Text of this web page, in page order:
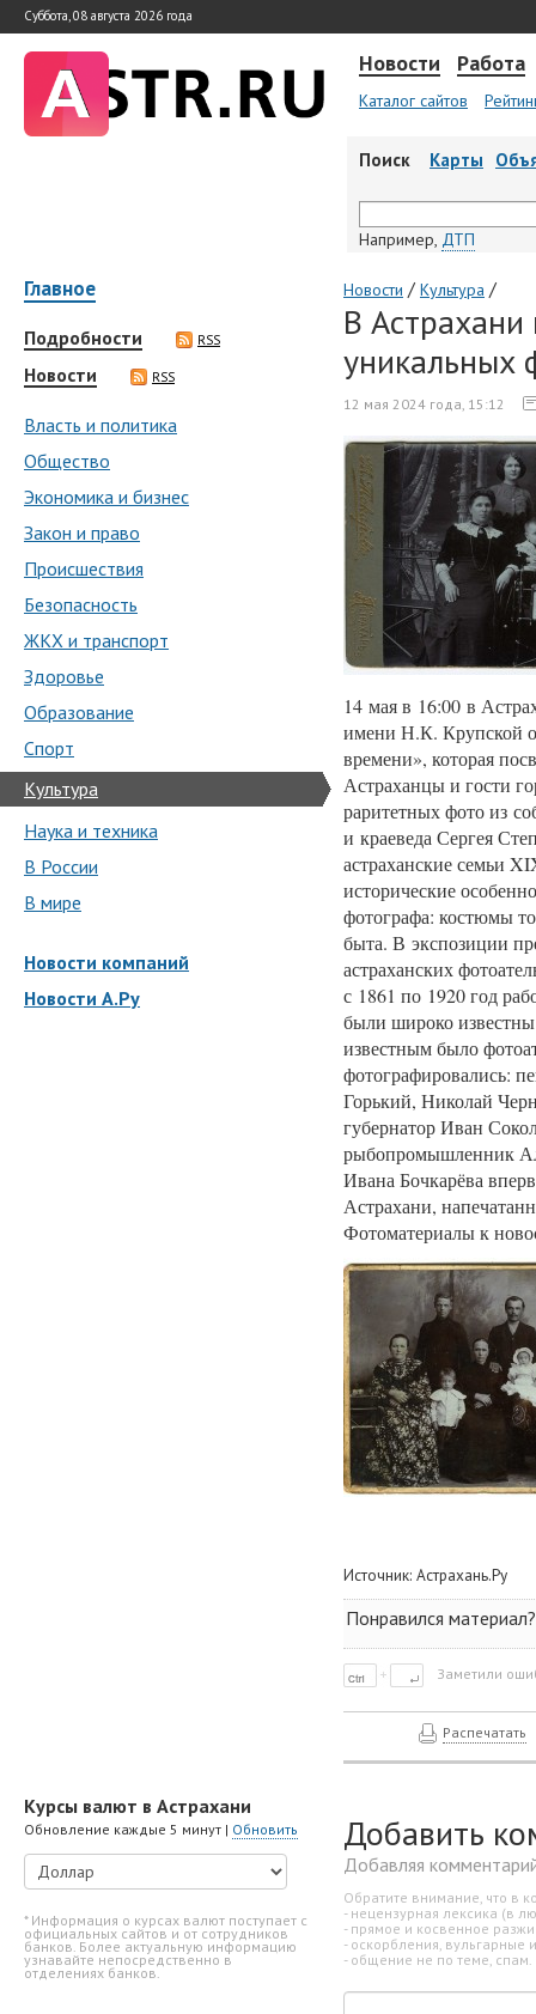
Суббота, 08 августа 2026 года
Новости Работа
Каталог сайтов
Поиск Карты
Например, ДТП
Главное
Подробности RSS
Новости RSS
Власть и политика
Общество
Экономика и бизнес
Закон и право
Происшествия
Безопасность
ЖКХ и транспорт
Здоровье
Образование
Спорт
Культура
Наука и техника
В России
В мире
Новости компаний
Новости А.Ру
Курсы валют в Астрахани
Обновление каждые 5 минут | Обновить
* Информация о курсах валют поступает с
официальных сайтов и от сотрудников
банков. Более актуальную информацию
узнавайте непосредственно в
отделениях банков.
Новости / Культура /
В
уникальных
12 мая 2024 года, 15:12
14 мая в 16:00 в
имени Н.К. Крупской
времени», которая
Астраханцы и гости
раритетных фото из
и краеведа Сергея
астраханские семьи
исторические
фотографа: костюмы
быта. В экспозиции
астраханских
с 1861 по 1920 год
были широко
известным было
фотографировались:
Горький, Николай
губернатор Иван
рыбопромышленник
Ивана Бочкарёва
Астрахани,
Фотоматериалы к
Источник: Астрахань.Ру
Понравился
Заметили
Распечатать
Добавить
Добавляя
Обратите внимание, что в
- нецензурная лексика (в
- прямое и косвенное
- оскорбления, вульгарные
- общение не по теме, спам.